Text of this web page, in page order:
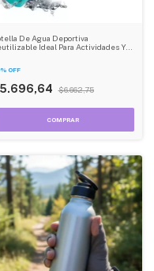
De Agua Deportiva
Ideal Para Actividades Y
% OFF
$6.662,75